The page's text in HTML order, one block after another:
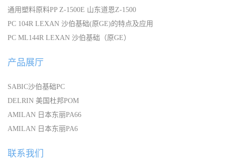
通用塑料原料PP Z-1500E 山东道恩Z-1500
PC 104R LEXAN 沙伯基础(原GE)的特点及应用
PC ML144R LEXAN 沙伯基础（原GE）
产品展厅
SABIC沙伯基础PC
DELRIN 美国杜邦POM
AMILAN 日本东丽PA66
AMILAN 日本东丽PA6
联系我们